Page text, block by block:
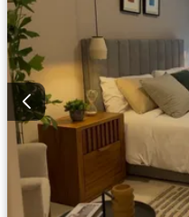
Internet
Jardín
Vista panorámica
Zonas